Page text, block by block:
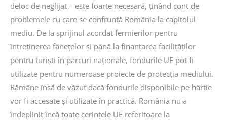
deloc de neglijat – este foarte necesară, ţinând cont de
problemele cu care se confruntă România la capitolul
mediu. De la sprijinul acordat fermierilor pentru
întreţinerea fâneţelor şi până la finanţarea facilităţilor
pentru turişti în parcuri naţionale, fondurile UE pot fi
utilizate pentru numeroase proiecte de protecţia mediului.
Rămâne însă de văzut dacă fondurile disponibile pe hârtie
vor fi accesate şi utilizate în practică. România nu a
îndeplinit încă toate cerinţele UE referitoare la